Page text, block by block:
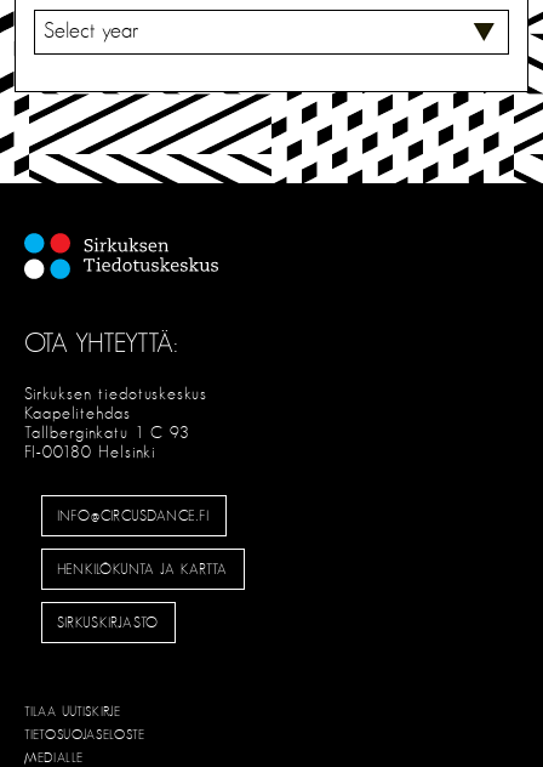
V
I
T
S
E
OTA YHTEYTTÄ:
Sirkuksen tiedotuskeskus
Kaapelitehdas
Tallberginkatu 1 C 93
FI-00180 Helsinki
INFO@CIRCUSDANCE.FI
HENKILÖKUNTA JA KARTTA
SIRKUSKIRJASTO
TILAA UUTISKIRJE
TIETOSUOJASELOSTE
MEDIALLE